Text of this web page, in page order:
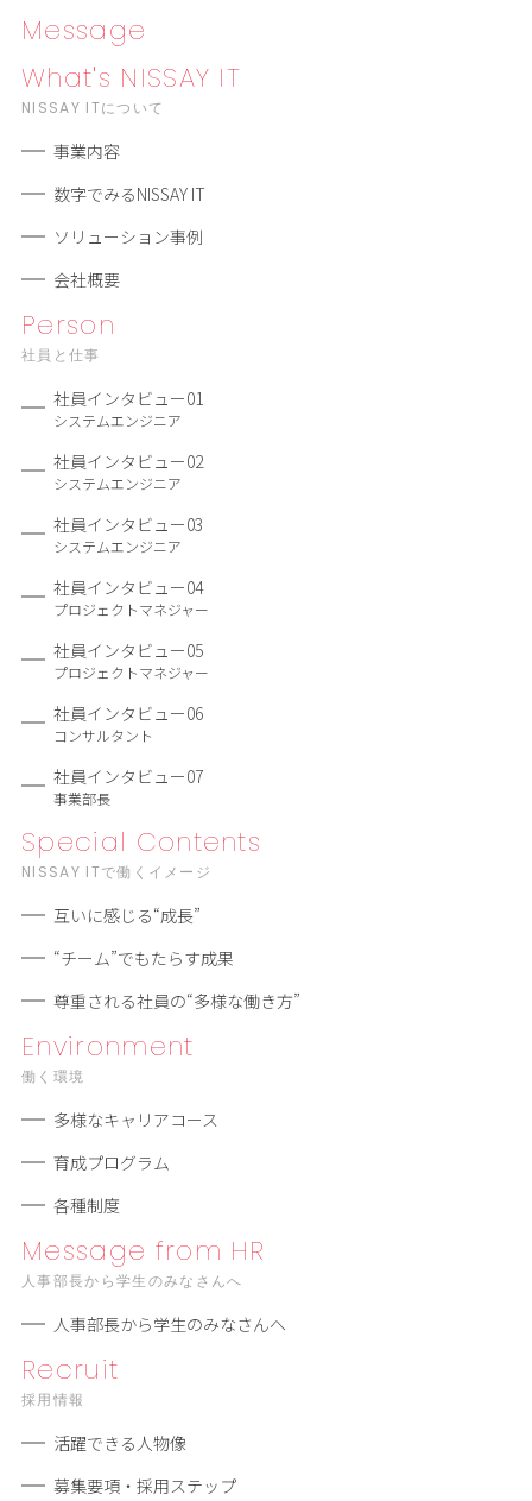
Message
What's NISSAY IT
NISSAY ITについて
事業内容
数字でみるNISSAY IT
ソリューション事例
会社概要
Person
社員と仕事
社員インタビュー01
システムエンジニア
社員インタビュー02
システムエンジニア
社員インタビュー03
システムエンジニア
社員インタビュー04
プロジェクトマネジャー
社員インタビュー05
プロジェクトマネジャー
社員インタビュー06
コンサルタント
社員インタビュー07
事業部長
Special Contents
NISSAY ITで働くイメージ
互いに感じる“成長”
“チーム”でもたらす成果
尊重される社員の“多様な働き⽅”
Environment
働く環境
多様なキャリアコース
育成プログラム
各種制度
Message from HR
人事部長から学生のみなさんへ
人事部長から学生のみなさんへ
Recruit
採用情報
活躍できる人物像
募集要項・採用ステップ